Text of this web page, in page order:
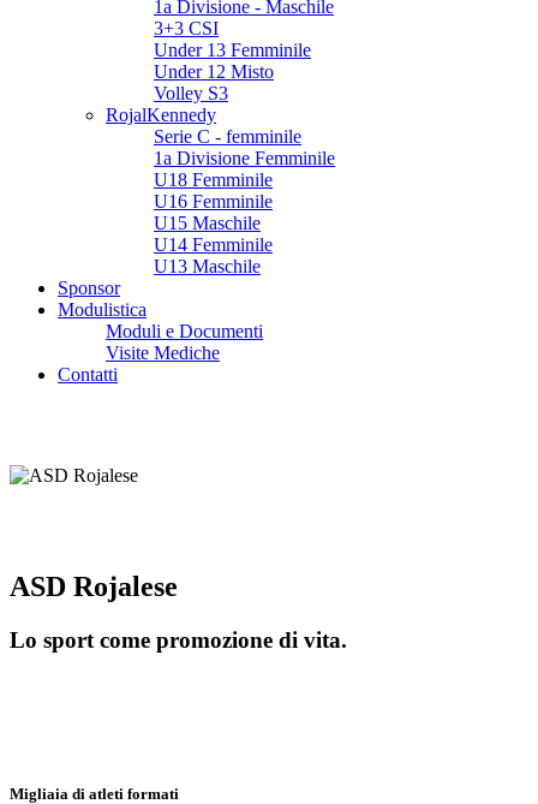
1a Divisione - Maschile
3+3 CSI
Under 13 Femminile
Under 12 Misto
Volley S3
RojalKennedy
Serie C - femminile
1a Divisione Femminile
U18 Femminile
U16 Femminile
U15 Maschile
U14 Femminile
U13 Maschile
Sponsor
Modulistica
Moduli e Documenti
Visite Mediche
Contatti
ASD Rojalese
Lo sport come promozione di vita.
Migliaia di atleti formati